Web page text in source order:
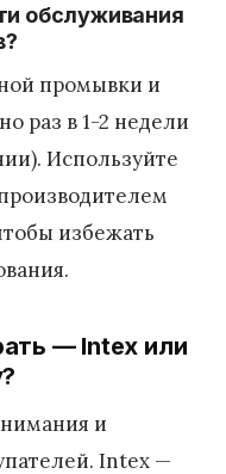
обслуживания
промывки и
раз в 1-2 недели
Используйте
избежать
— Intex или
и
Intex —